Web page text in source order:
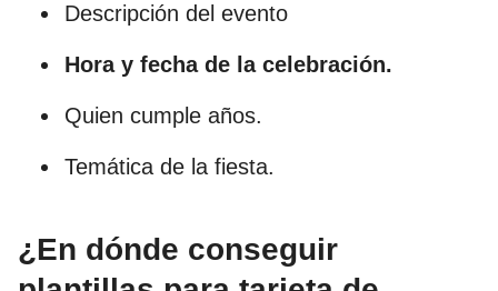
Descripción del evento
Hora y fecha de la celebración.
Quien cumple años.
Temática de la fiesta.
¿En dónde conseguir